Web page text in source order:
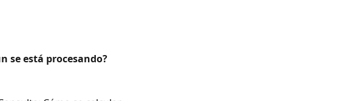
se está procesando?